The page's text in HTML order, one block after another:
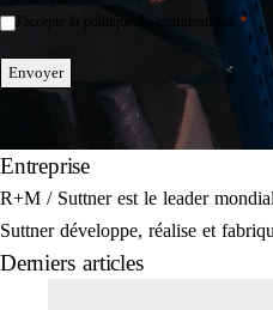
Einwilligung
J'accepte la politique de confidentialité.*
Envoyer
Entreprise
R+M / Suttner est le leader
Suttner développe, réalise et
Derniers articles